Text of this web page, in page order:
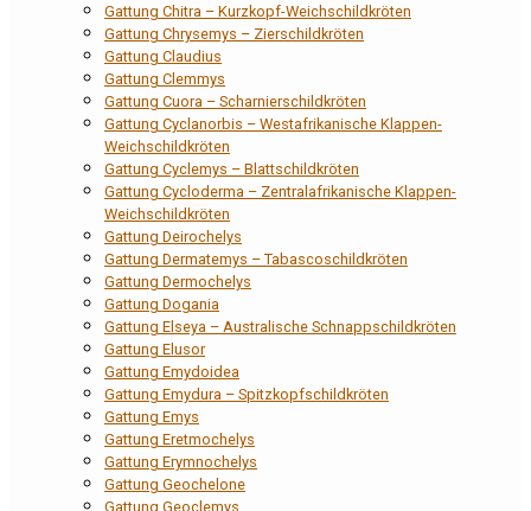
Gattung Chitra – Kurzkopf-Weichschildkröten
Gattung Chrysemys – Zierschildkröten
Gattung Claudius
Gattung Clemmys
Gattung Cuora – Scharnierschildkröten
Gattung Cyclanorbis – Westafrikanische Klappen-
Weichschildkröten
Gattung Cyclemys – Blattschildkröten
Gattung Cycloderma – Zentralafrikanische Klappen-
Weichschildkröten
Gattung Deirochelys
Gattung Dermatemys – Tabascoschildkröten
Gattung Dermochelys
Gattung Dogania
Gattung Elseya – Australische Schnappschildkröten
Gattung Elusor
Gattung Emydoidea
Gattung Emydura – Spitzkopfschildkröten
Gattung Emys
Gattung Eretmochelys
Gattung Erymnochelys
Gattung Geochelone
Gattung Geoclemys